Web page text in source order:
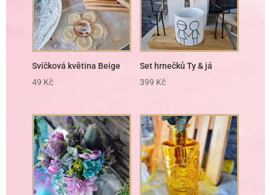
Svíčková květina Beige
49 Kč
Set hrnečků Ty & já
399 Kč